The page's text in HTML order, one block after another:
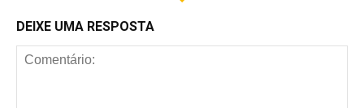
DEIXE UMA RESPOSTA